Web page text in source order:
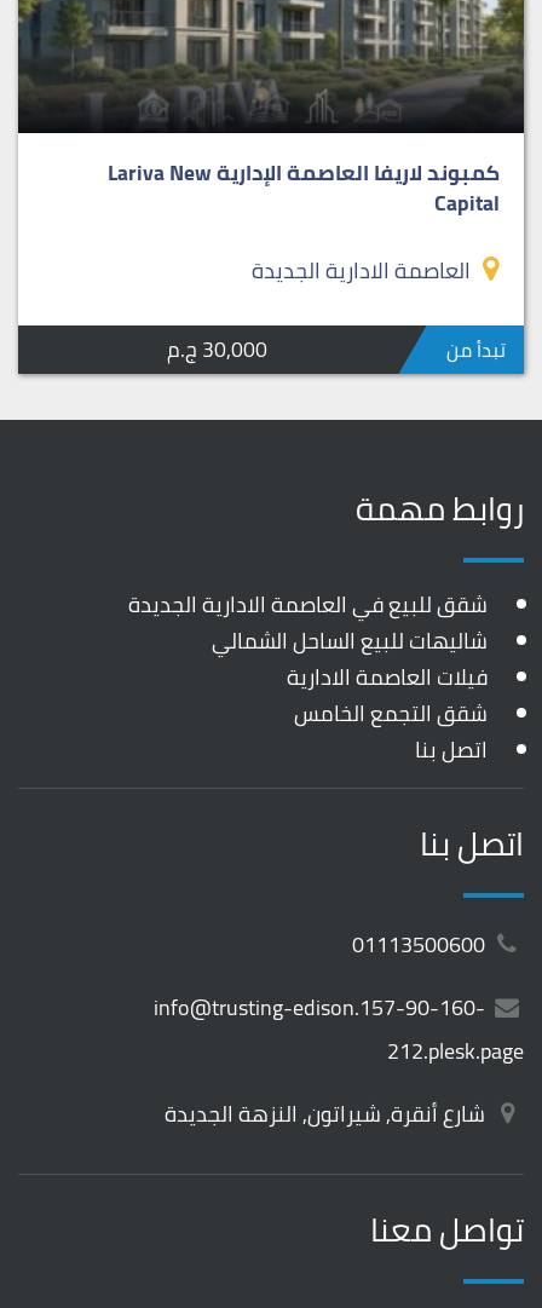
كمبوند لاريفا العاصمة الإدارية Lariva New
Capital
العاصمة الادارية الجديدة
تبدأ من 30,000 ج.م
روابط مهمة
شقق للبيع في العاصمة الادارية الجديدة
شاليهات للبيع الساحل الشمالي
فيلات العاصمة الادارية
شقق التجمع الخامس
اتصل بنا
اتصل بنا
info@trusting-edison.157-90-160-
212.plesk.page
شارع أنقرة, شيراتون, النزهة الجديدة
تواصل معنا